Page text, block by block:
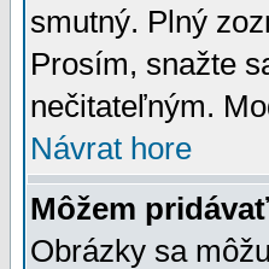
smutný. Plný
Prosím, snažte
nečitateľným.
Návrat hore
Môžem
Obrázky sa